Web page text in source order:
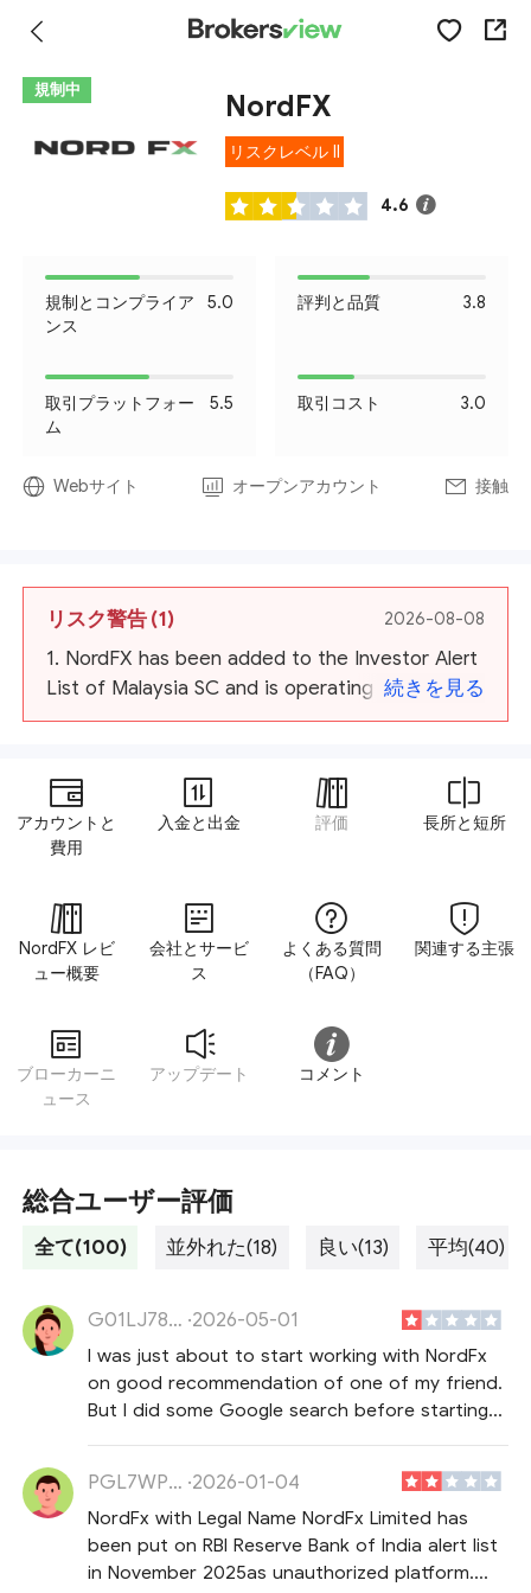
規制中 NordFX
リスクレベル II
4.6
規制とコンプライア
ンス
5.0 評判と品質 3.8
取引プラットフォー
ム
5.5 取引コスト 3.0
Webサイト オープンアカウント 接触
リスク警告(1) 2026-08-08
1. NordFX has been added to the Investor Alert
List of Malaysia SC and is operating without
financial l
続きを見る
アカウントと
費用
入金と出金 評価 長所と短所
NordFX レビ
ュー概要
会社とサービ
ス
よくある質問
（FAQ）
関連する主張
ブローカーニ
ュース
アップデート コメント
総合ユーザー評価
全て(100) 並外れた(18) 良い(13) 平均(40)
G01LJ78ZE7 ·2026-05-01
I was just about to start working with NordFx
on good recommendation of one of my friend.
But I did some Google search before starting
and has been declared as unauthorised
platform in India. RBI vide press release 2025-
2026/1530 has put NordFx under alert list of
broker on 19/11/2025. Now this information is
PGL7WPZRXO ·2026-01-04
NordFx with Legal Name NordFx Limited has
been put on RBI Reserve Bank of India alert list
in November 2025as unauthorized platform.